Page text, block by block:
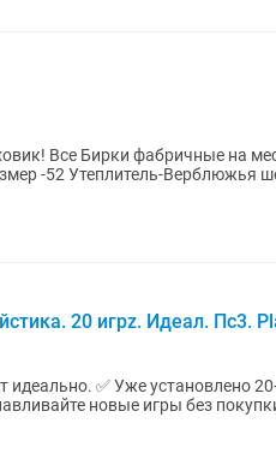
фабричные на месте Премиальный
20 игрz. Идеал. Пс3.
идеально. ✅ Уже установлено
новые игры без покупки дисков.